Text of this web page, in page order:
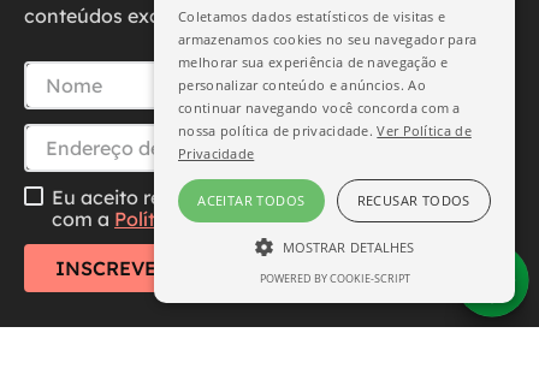
conteúdos exclusivos diretamente no seu e-mail.
Eu aceito receber essa newsletter, li e concordo
com a Política de Privacidade
INSCREVER-SE
Coletamos dados estatísticos de visitas e
armazenamos cookies no seu navegador para
melhorar sua experiência de navegação e
personalizar conteúdo e anúncios. Ao
continuar navegando você concorda com a
nossa política de privacidade.Ver Política de
Privacidade
ACEITAR TODOS RECUSAR TODOS
MOSTRAR DETALHES
ESTRITAMENTE NECESSÁRIO
POWERED BY COOKIE-SCRIPT